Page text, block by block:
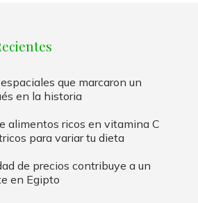
que marcaron un
en la historia
alimentos ricos en vitamina C
para variar tu dieta
de precios contribuye a un
en Egipto